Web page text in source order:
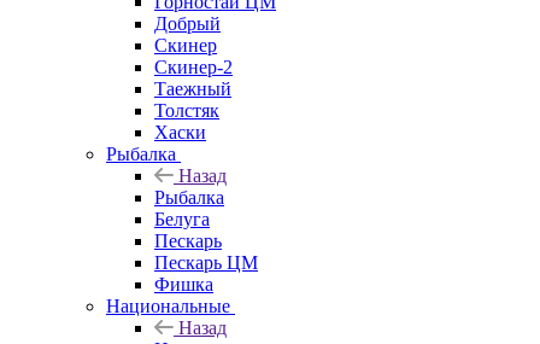
Добрый
Скинер
Скинер-2
Таежный
Толстяк
Хаски
Рыбалка
Назад
Рыбалка
Белуга
Пескарь
Пескарь ЦМ
Фишка
Национальные
Назад